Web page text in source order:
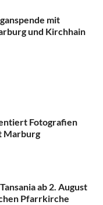
mit
und Kirchhain
Fotografien
Marburg
ab 2. August
Pfarrkirche